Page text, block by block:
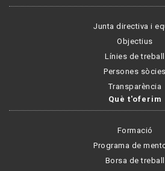
Junta directiva i
Objectius
Línies de treball
Persones sòcies
Transparència
Què t'oferim
Formació
Programa de
Borsa de treball